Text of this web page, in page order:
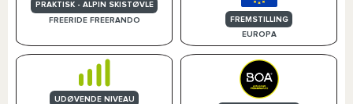
PRAKTISK - ALPIN SKISTØVLE
FREERIDE FREERANDO
FREMSTILLING
EUROPA
UDØVENDE NIVEAU